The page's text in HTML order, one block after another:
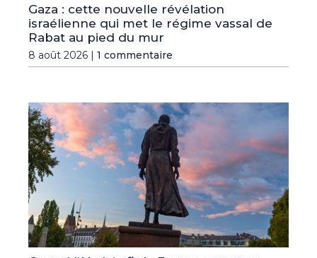
Gaza : cette nouvelle révélation
israélienne qui met le régime vassal de
Rabat au pied du mur
8 août 2026 | 1 commentaire